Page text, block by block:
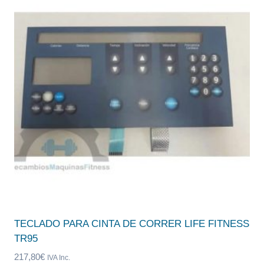
TECLADO PARA CINTA DE CORRER LIFE FITNESS
TR95
217,80€ IVA Inc.